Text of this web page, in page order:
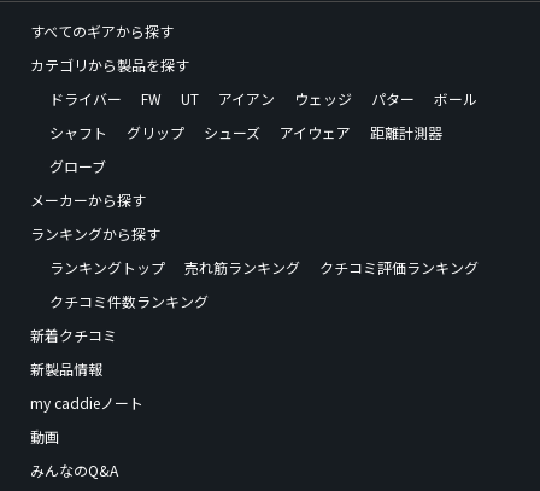
すべてのギアから探す
カテゴリから製品を探す
ドライバー
FW UT アイアン ウェッジ パター
ボール
シャフト
グリップ シューズ アイウェア
距離計測器
グローブ
メーカーから探す
ランキングから探す
ランキングトップ
売れ筋ランキング
クチコミ評価ランキング
クチコミ件数ランキング
新着クチコミ
新製品情報
my caddieノート
動画
みんなのQ&A